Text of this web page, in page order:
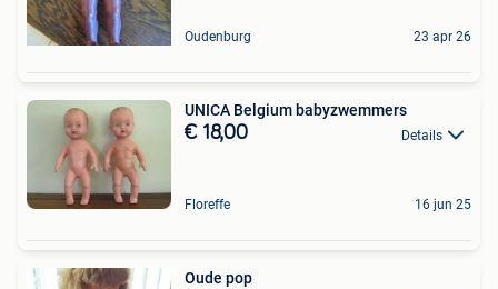
Oudenburg 23 apr 26
UNICA Belgium babyzwemmers
€ 18,00 Details
Floreffe 16 jun 25
Oude pop